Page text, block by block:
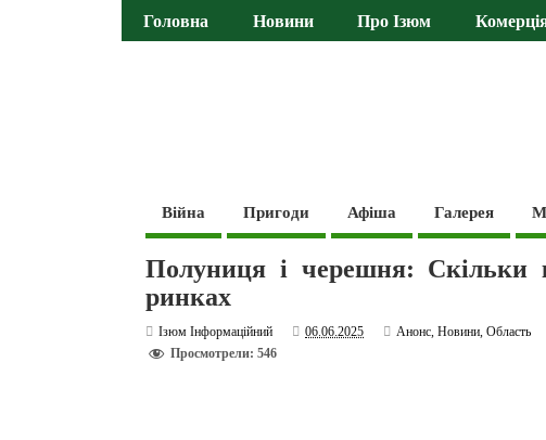
Головна Новини Про Ізюм
Війна Пригоди Афіша Галерея
Полуниця і черешня: Скільки
ринках
Ізюм Інформаційний 06.06.2025 Анонс,Новини,Область
Просмотрели: 546